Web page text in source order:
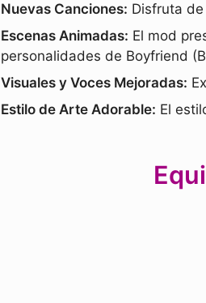
Nuevas Canciones: Disfruta
Escenas Animadas: El mod
personalidades de Boyfriend
Visuales y Voces Mejoradas:
Estilo de Arte Adorable: El